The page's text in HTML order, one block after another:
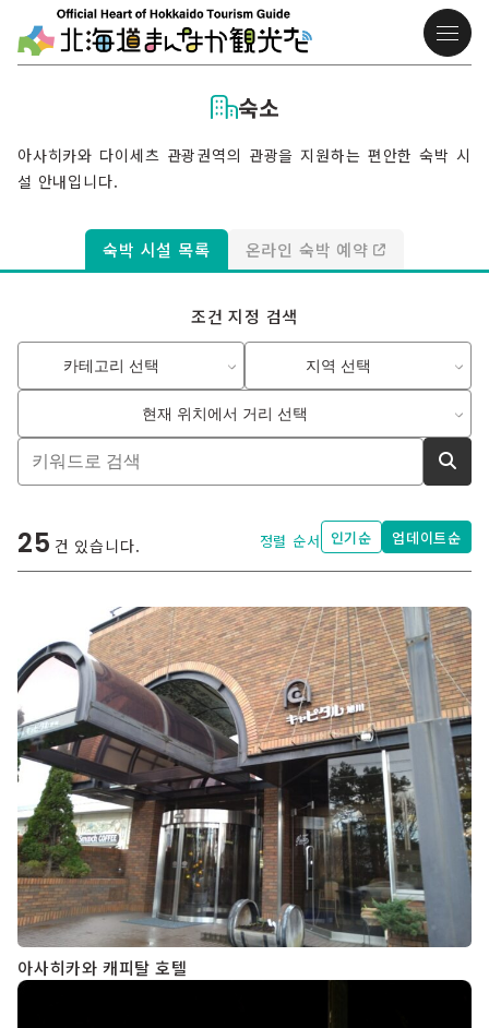
숙소
아사히카와 다이세츠 관광권역의 관광을 지원하는 편안한 숙박 시
설 안내입니다.
숙박 시설 목록 온라인 숙박 예약
조건 지정 검색
카테고리 선택 지역 선택
현재 위치에서 거리 선택
25 건 있습니다. 정렬 순서 인기순 업데이트순
아사히카와 캐피탈 호텔